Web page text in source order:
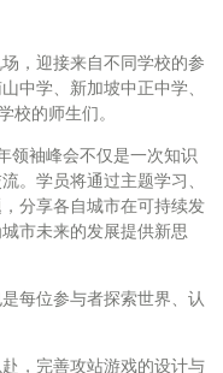
，迎接来自不同学校的参
中学、新加坡中正中学、
校的师生们。
领袖峰会不仅是一次知识
。学员将通过主题学习、
分享各自城市在可持续发
市未来的发展提供新思
每位参与者探索世界、认
，完善攻站游戏的设计与